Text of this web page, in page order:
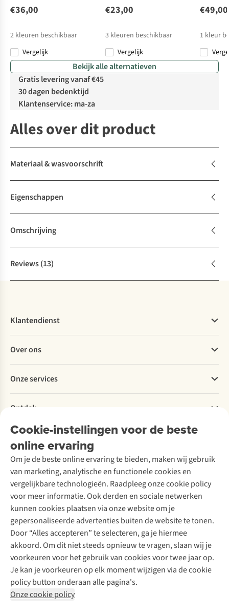
€36,00
2 kleuren beschikbaar
Vergelijk
€23,00
3 kleuren beschikbaar
Vergelijk
€49,00
1 kleur
Bekijk alle alternatieven
Gratis levering vanaf €45
30 dagen bedenktijd
Klantenservice: ma-za
Alles over dit product
Materiaal & wasvoorschrift
Eigenschappen
Omschrijving
Reviews(13)
Cookie-instellingen voor de beste
online ervaring
Om je de beste online ervaring te bieden, maken wij gebruik
van marketing, analytische en functionele cookies en
vergelijkbare technologieën. Raadpleeg onze cookie policy
voor meer informatie. Ook derden en sociale netwerken
kunnen cookies plaatsen via onze website om je
gepersonaliseerde advertenties buiten de website te tonen.
Door “Alles accepteren” te selecteren, ga je hiermee
akkoord. Om dit niet steeds opnieuw te vragen, slaan wij je
voorkeuren voor het gebruik van cookies voor twee jaar op.
Je kan je voorkeuren op elk moment wijzigen via de cookie
policy button onderaan alle pagina's.
Onze cookie policy
Klantendienst
Bestellen
Betalen
Levering
Retourneren
Bestelling herroepen
Garantie
Contact
Over ons
Explore More
Verantwoord ondernemen
Over Ayacucho
Onze winkels
Over A.S.Adventure
Toegankelijkheidsverklaring
Onze services
Ski-onderhoud
Wasservice
Schoenonderhoud
Schoenherstelling
Kledingherstelling
Retouches
Voor bedrijven
Ontdek
A.S.Magazine
Podcast
Explore Academy
Explore Camp
Gear Check
Inspiratie & advies
Meld je aan voor de nieuwsbrief
Follow us
Disclaimer Privacy Policy
Algemene voorwaarden
Cookie Policy